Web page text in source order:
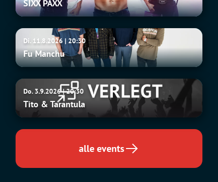
SIXX PAXX
Fu
Manchu
Di. 11.8.2026 | 20:30
Fu Manchu
Tito
Tarantula
Do. 3.9.2026 | 20:30
Tito & Tarantula
alle events